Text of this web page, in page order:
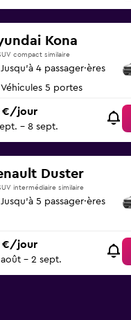
Kona
compact similaire
Jusqu’à 4 passager·ères
Véhicules 5 portes
€/jour
- 8 sept.
Duster
intermédiaire similaire
Jusqu’à 5 passager·ères
€/jour
- 2 sept.